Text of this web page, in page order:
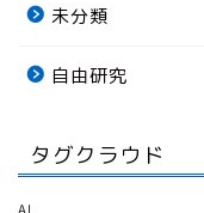
未分類
自由研究
タグクラウド
AI